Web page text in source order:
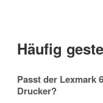
Häufig
Passt der Lexmark
Drucker?